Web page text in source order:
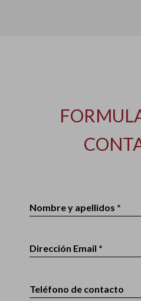
Nombre y apellidos *
Dirección Email *
Teléfono de contacto